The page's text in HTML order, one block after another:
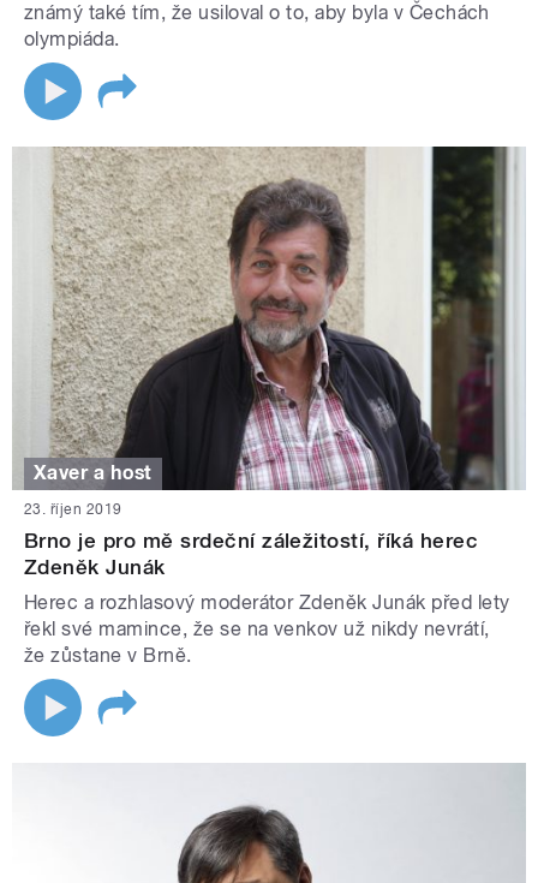
známý také tím, že usiloval o to, aby byla v Čechách
olympiáda.
Xaver a host
23. říjen 2019
Brno je pro mě srdeční záležitostí, říká herec
Zdeněk Junák
Herec a rozhlasový moderátor Zdeněk Junák před lety
řekl své mamince, že se na venkov už nikdy nevrátí,
že zůstane v Brně.